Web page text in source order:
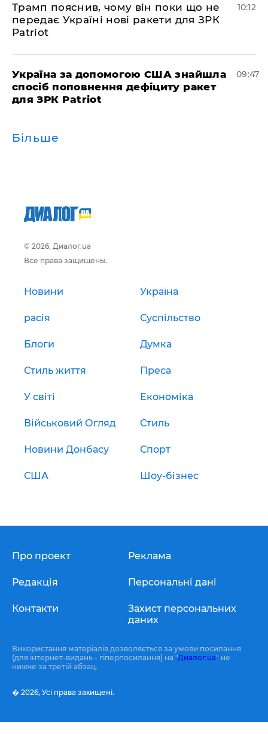
Трамп пояснив, чому він поки що не
передає Україні нові ракети для ЗРК
Patriot
10:12
Україна за допомогою США знайшла
спосіб поповнення дефіциту ракет
для ЗРК Patriot
09:47
Більше
© 2026, Диалог.ua
Все права защищены.
Новини Україна
расія Суспільство
Блоги Думка
Стиль життя Преса
У світі Економіка
Військовий Огляд Стиль
Новини Донбасу Спорт
США Шоу-бізнес
Про проект
Редакція
Контакти
Реклама
Персональні дані
Захист персональних
даних
Використання матеріалів дозволяється за умови посилання
(для інтернет-видань - гіперпосилання) на "Диалог.ua" не
нижче за третій абзац.
� 2026, Усі права захищені.